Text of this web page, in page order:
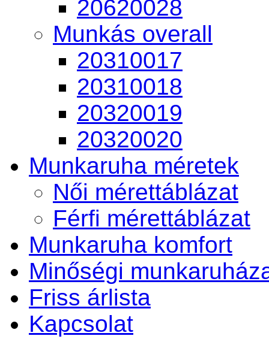
20620028
Munkás overall
20310017
20310018
20320019
20320020
Munkaruha méretek
Női mérettáblázat
Férfi mérettáblázat
Munkaruha komfort
Minőségi
Friss árlista
Kapcsolat